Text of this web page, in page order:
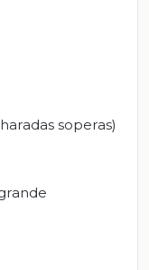
soperas)